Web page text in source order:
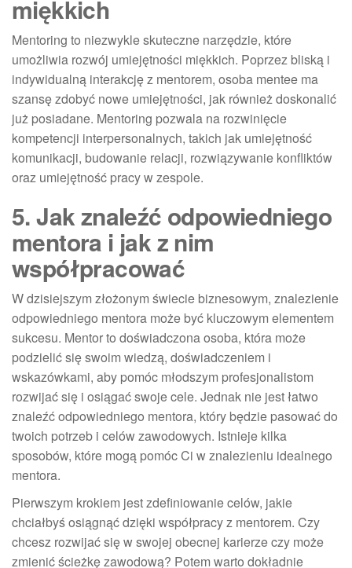
miękkich
Mentoring to niezwykle skuteczne narzędzie, które
umożliwia rozwój umiejętności miękkich. Poprzez bliską i
indywidualną interakcję z mentorem, osoba mentee ma
szansę zdobyć nowe umiejętności, jak również doskonalić
już posiadane. Mentoring pozwala na rozwinięcie
kompetencji interpersonalnych, takich jak umiejętność
komunikacji, budowanie relacji, rozwiązywanie konfliktów
oraz umiejętność pracy w zespole.
5. Jak znaleźć odpowiedniego
mentora i jak z nim
współpracować
W dzisiejszym złożonym świecie biznesowym, znalezienie
odpowiedniego mentora może być kluczowym elementem
sukcesu. Mentor to doświadczona osoba, która może
podzielić się swoim wiedzą, doświadczeniem i
wskazówkami, aby pomóc młodszym profesjonalistom
rozwijać się i osiągać swoje cele. Jednak nie jest łatwo
znaleźć odpowiedniego mentora, który będzie pasować do
twoich potrzeb i celów zawodowych. Istnieje kilka
sposobów, które mogą pomóc Ci w znalezieniu idealnego
mentora.
Pierwszym krokiem jest zdefiniowanie celów, jakie
chciałbyś osiągnąć dzięki współpracy z mentorem. Czy
chcesz rozwijać się w swojej obecnej karierze czy może
zmienić ścieżkę zawodową? Potem warto dokładnie